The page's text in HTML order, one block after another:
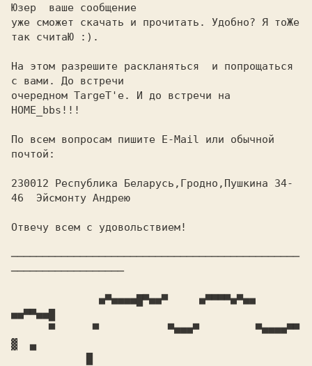
Юзер  ваше сообщение
уже сможет скачать и прочитать. Удобно? Я тоЖе
так считаЮ :).
На этом разрешите раскланяться  и попрощаться
с вами. До встречи
очередном TargeT'e. И до встречи на
HOME_bbs!!!
По всем вопросам пишите E-Mail или обычной
почтой:
230012 Республика Беларусь,Гродно,Пушкина 34-
46  Эйсмонту Андрею
Отвечу всем с удовольствием!
──────────────────────────────────────────────
──────────────────
■■▀▀■■█
      ▀      ▀           ▀■■■▀         ▀■■■■▀▀
▓  ▄